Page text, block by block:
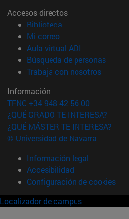
Accesos directos
Biblioteca
Mi correo(abre en nueva
Aula virtual ADI
Búsqueda de personas(abre
Trabaja con nosotros(abre
Información
TFNO +34 948 42 56 00
¿QUÉ GRADO TE INTERESA?
¿QUÉ MÁSTER TE INTERESA?
© Universidad de Navarra
Información legal
Accesibilidad
Configuración de cookies
Localizador de campus